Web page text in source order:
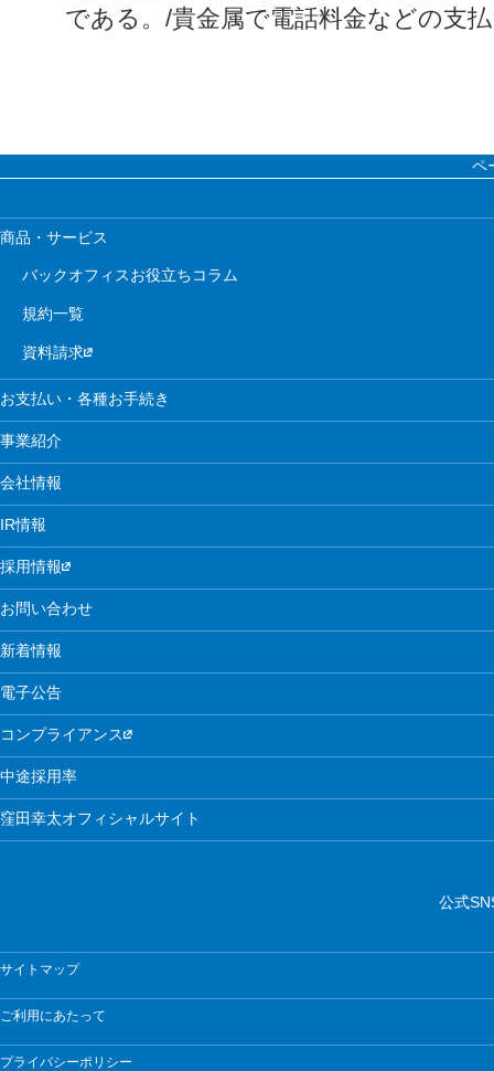
である。/貴金属で電話料金などの支
ペ
商品・サービス
バックオフィスお役立ちコラム
規約一覧
資料請求
お支払い・各種お手続き
事業紹介
会社情報
IR情報
採用情報
お問い合わせ
新着情報
電子公告
コンプライアンス
中途採用率
窪田幸太オフィシャルサイト
公式
サイトマップ
ご利用にあたって
プライバシーポリシー